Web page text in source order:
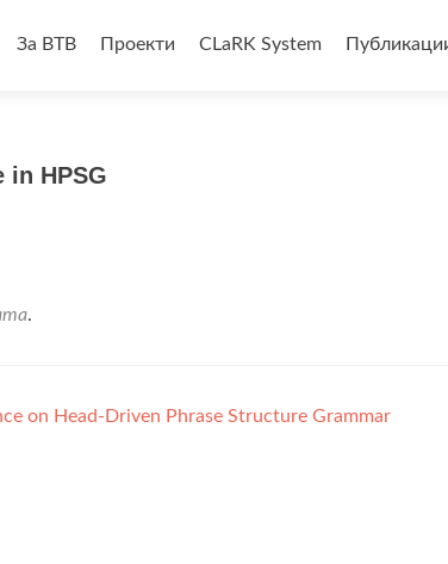
За BTB Проекти CLaRK System
in HPSG
.
on Head-Driven Phrase Structure Grammar